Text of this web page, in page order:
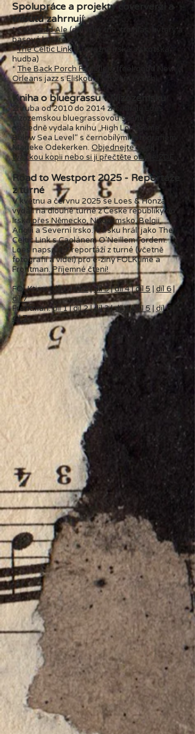
Spolupráce a projekty coververzí a
tributů zahrnují:
*Cake and Ale(dámské trio: trojhlas, kytary a
basová kytara)
*The Celtic Link(převážně irská a skotská
hudba)
*The Back Porch Ramblers
(feel-good New
Orleans jazz s Eliškou a Stevem Walsh)
Kniha o bluegrassu v Nizozemsku
Zhruba od 2010 do 2014 zkoumala Loes
nizozemskou bluegrassovou scénu a
následně vydala knihu „High Lonesome
Below Sea Level“ s černobílými fotografiemi
Marieke Odekerken. Objednejte si její
fyzickou kopii nebo si ji přečtěte online ZDE
Road to Westport 2025 - Reportáže
z turné
V květnu a červnu 2025 se Loes & Honza
vydali na dlouhé turné z České republiky do
Irska přes Německo, Nizozemsko, Belgii,
Anglii a Severní Irsko. V Irsku hráli jako The
Celtic Link s Caolánem O'Neillem Fordem.
Loes napsala 7 reportáží z turné (včetně
fotografií a videí) pro e-ziny FOLKtime a
Frontman. Příjemné čtení!
FOLKtime:díl 1 | díl 2|díl 3|díl 4|díl 5 | díl 6 |
díl 7
Frontman:díl 1|díl 2|díl 3|díl 4| díl 5|díl 6
díl 7